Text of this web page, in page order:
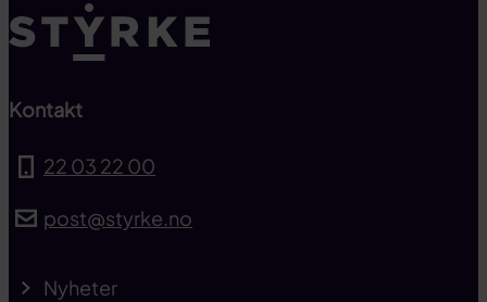
Kontakt
22 03 22 00
post@styrke.no
Nyheter